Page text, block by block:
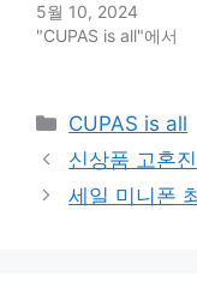
5월 10, 2024
"CUPAS is all"에서
Categories
CUPAS is all
신상품 고혼
세일 미니폰